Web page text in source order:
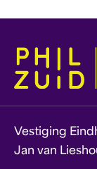
Vestiging
Jan van